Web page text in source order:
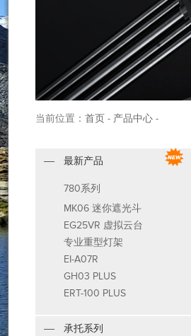
当前位置： 首页 - 产品中心 -
最新产品
780系列
MK06 迷你遮光斗
EG25VR 虚拟云台
专业重型灯架
EI-A07R
GH03 PLUS
ERT-100 PLUS
承托系列